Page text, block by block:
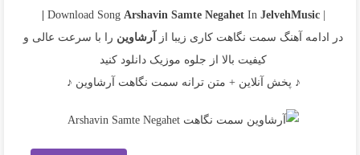
| Download Song
Arshavin Samte NegahetIn JelvehMusic |
در ادامه آهنگ سمت نگاهت کاری زیبا از
آرشاوین را با سرعت عالی و
کیفیت بالا از جلوه موزیک دانلود کنید
♪ پخش آنلاین + متن ترانه سمت نگاهت آرشاوین ♪